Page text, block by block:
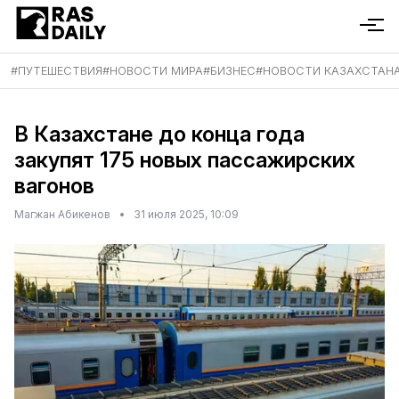
#ПУТЕШЕСТВИЯ#НОВОСТИ МИРА#БИЗНЕС#НОВОСТИ
В Казахстане до конца года
закупят 175 новых пассажирских
вагонов
Магжан Абикенов • 31 июля 2025, 10:09